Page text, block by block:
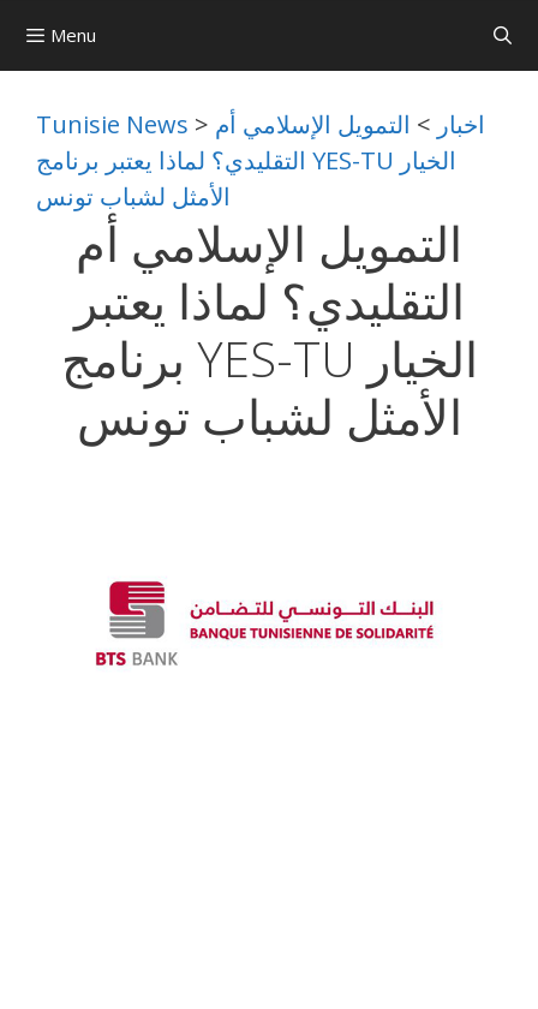
Menu
Tunisie News > اخبار > التمويل الإسلامي أم
التقليدي؟ لماذا يعتبر برنامج YES-TU الخيار
الأمثل لشباب تونس
التمويل الإسلامي أم
التقليدي؟ لماذا يعتبر
برنامج YES-TU الخيار
الأمثل لشباب تونس